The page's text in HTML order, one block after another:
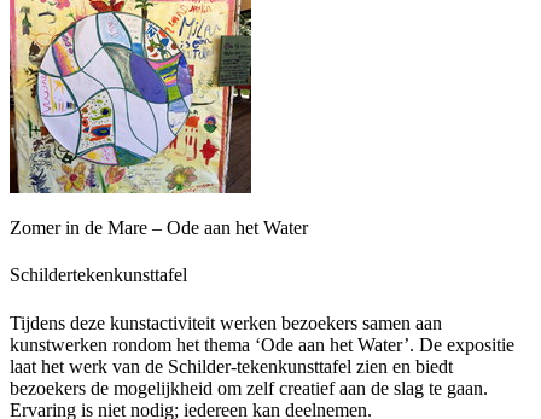
Zomer in de Mare – Ode aan het Water
Schildertekenkunsttafel
Tijdens deze kunstactiviteit werken bezoekers samen aan
kunstwerken rondom het thema ‘Ode aan het Water’. De expositie
laat het werk van de Schilder-tekenkunsttafel zien en biedt
bezoekers de mogelijkheid om zelf creatief aan de slag te gaan.
Ervaring is niet nodig; iedereen kan deelnemen.